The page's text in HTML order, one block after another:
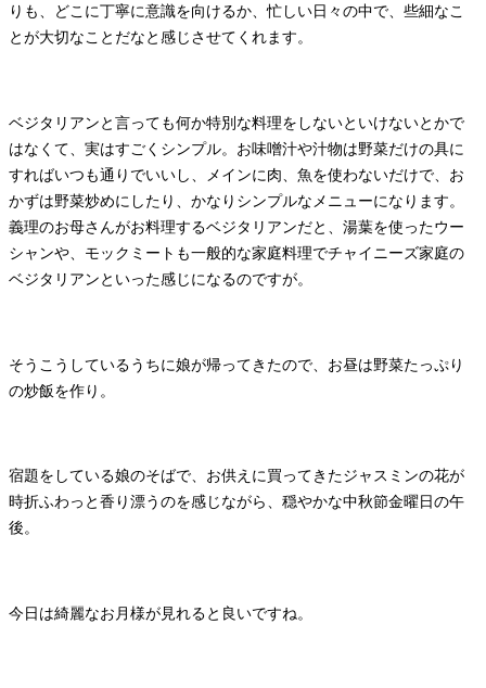
りも、どこに丁寧に意識を向けるか、忙しい日々の中で、些細なこ
とが大切なことだなと感じさせてくれます。
ベジタリアンと言っても何か特別な料理をしないといけないとかで
はなくて、実はすごくシンプル。お味噌汁や汁物は野菜だけの具に
すればいつも通りでいいし、メインに肉、魚を使わないだけで、お
かずは野菜炒めにしたり、かなりシンプルなメニューになります。
義理のお母さんがお料理するベジタリアンだと、湯葉を使ったウー
シャンや、モックミートも一般的な家庭料理でチャイニーズ家庭の
ベジタリアンといった感じになるのですが。
そうこうしているうちに娘が帰ってきたので、お昼は野菜たっぷり
の炒飯を作り。
宿題をしている娘のそばで、お供えに買ってきたジャスミンの花が
時折ふわっと香り漂うのを感じながら、穏やかな中秋節金曜日の午
後。
今日は綺麗なお月様が見れると良いですね。